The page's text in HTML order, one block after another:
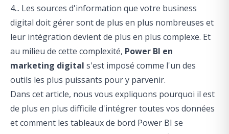
4... Les sources d'information que votre business
digital doit gérer sont de plus en plus nombreuses et
leur intégration devient de plus en plus complexe. Et
au milieu de cette complexité, Power BI en
marketing digital s'est imposé comme l'un des
outils les plus puissants pour y parvenir.
Dans cet article, nous vous expliquons pourquoi il est
de plus en plus difficile d'intégrer toutes vos données
et comment les tableaux de bord Power BI se